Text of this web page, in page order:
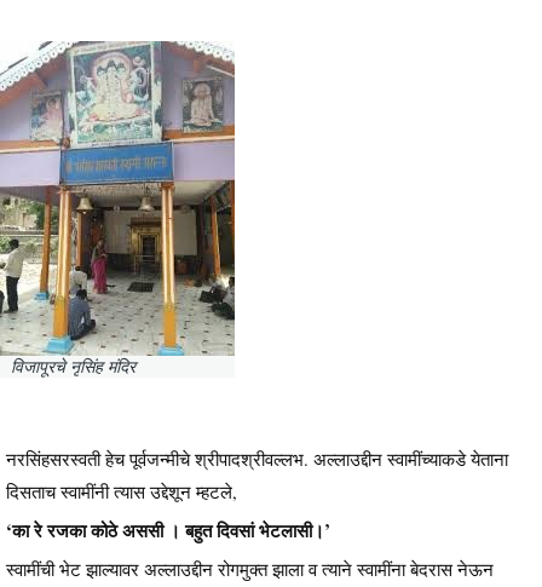
विजापूरचे नृसिंह मंदिर
नरसिंहसरस्वती हेच पूर्वजन्मीचे श्रीपादश्रीवल्लभ. अल्लाउद्दीन स्वामींच्याकडे येताना
दिसताच स्वामींनी त्यास उद्देशून म्हटले,
‘का रे रजका कोठे अससी । बहुत दिवसां भेटलासी।’
स्वामींची भेट झाल्यावर अल्लाउद्दीन रोगमुक्त झाला व त्याने स्वामींना बेदरास नेऊन